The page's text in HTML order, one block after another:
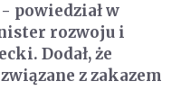
powiedział w
rozwoju i
Dodał, że
z zakazem